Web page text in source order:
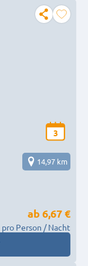
3
14,97 km
ab 6,67 €
pro Person / Nacht